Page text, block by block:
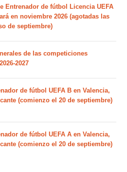
Entrenador de fútbol Licencia UEFA
en noviembre 2026 (agotadas las
de septiembre)
de las competiciones
2027
de fútbol UEFA B en Valencia,
(comienzo el 20 de septiembre)
de fútbol UEFA A en Valencia,
(comienzo el 20 de septiembre)